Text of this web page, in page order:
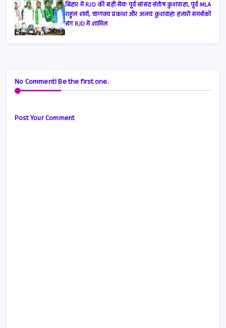
बिहार में RJD की बड़ी सेंध! पूर्व सांसद संतोष कुशवाहा, पूर्व MLA
राहुल शर्मा, चाणक्य प्रकाश और अजय कुशवाहा हजारों समर्थकों
संग RJD में शामिल
No Comment! Be the first one.
Post Your Comment